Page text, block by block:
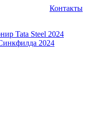
Контакты
Tata Steel 2024
2024